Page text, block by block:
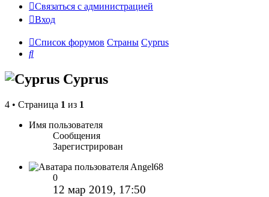
Связаться с администрацией
Вход
Список форумов Страны Cyprus
Поиск
Cyprus
4 • Страница 1 из 1
Имя пользователя
Сообщения
Зарегистрирован
Angel68
0
12 мар 2019, 17:50